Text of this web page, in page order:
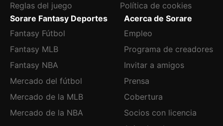
Reglas del juego
Política de cookies
Sorare Fantasy Deportes
Fantasy Fútbol
Fantasy MLB
Fantasy NBA
Mercado del fútbol
Mercado de la MLB
Mercado de la NBA
Acerca de Sorare
Empleo
Programa de creadores
Invitar a amigos
Prensa
Cobertura
Socios con licencia